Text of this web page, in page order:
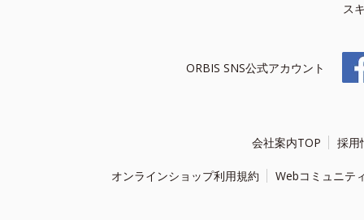
ス
ORBIS SNS公式アカウント
会社案内TOP 採用
オンラインショップ利用規約 Webコミュニテ